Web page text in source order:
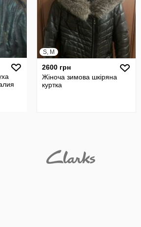
S, M
2600 грн
Жіноча зимова шкіряна
куртка